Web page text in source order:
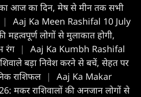
आज का द‍िन, मेष से मीन तक सभी
|
Aaj Ka Meen Rashifal 10 July
महत्वपूर्ण लोगों से मुलाकात होगी,
रंग |
Aaj Ka Kumbh Rashifal
बड़ा निवेश करने से बचें, सेहत पर
राशिफल |
Aaj Ka Makar
मकर राशिवालों की अनजान लोगों से